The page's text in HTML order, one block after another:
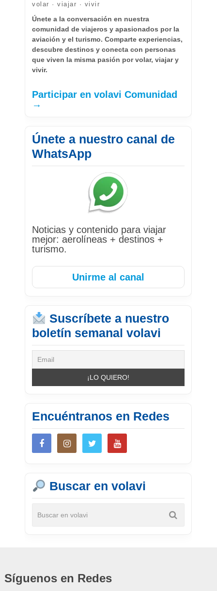
volar · viajar · vivir
Únete a la conversación en nuestra
comunidad de viajeros y apasionados por la
aviación y el turismo. Comparte experiencias,
descubre destinos y conecta con personas
que viven la misma pasión por volar, viajar y
vivir.
Participar en volavi Comunidad
→
Únete a nuestro canal de
WhatsApp
Noticias y contenido para viajar
mejor: aerolíneas + destinos +
turismo.
Unirme al canal
Suscríbete a nuestro
boletín semanal volavi
Encuéntranos en Redes
Buscar en volavi
Síguenos en Redes